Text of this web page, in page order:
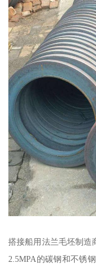
搭接船用法兰毛坯制造
2.5MPA的碳钢和不锈